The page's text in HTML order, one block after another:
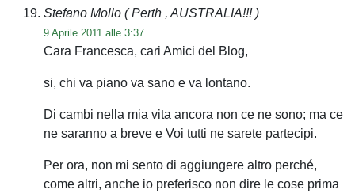
Stefano Mollo ( Perth , AUSTRALIA!!! )
9 Aprile 2011 alle 3:37
Cara Francesca, cari Amici del Blog,
si, chi va piano va sano e va lontano.
Di cambi nella mia vita ancora non ce ne sono; ma ce
ne saranno a breve e Voi tutti ne sarete partecipi.
Per ora, non mi sento di aggiungere altro perché,
come altri, anche io preferisco non dire le cose prima